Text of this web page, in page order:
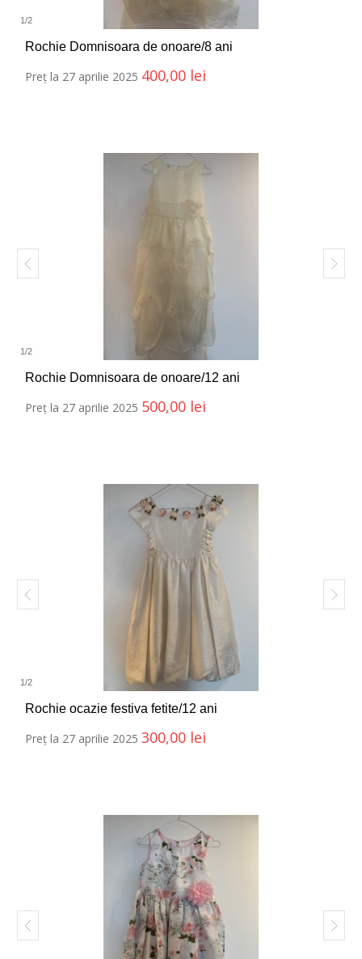
1/2
Rochie Domnisoara de onoare/8 ani
Preț la 27 aprilie 2025 400,00 lei
1/2
Rochie Domnisoara de onoare/12 ani
Preț la 27 aprilie 2025 500,00 lei
1/2
Rochie ocazie festiva fetite/12 ani
Preț la 27 aprilie 2025 300,00 lei